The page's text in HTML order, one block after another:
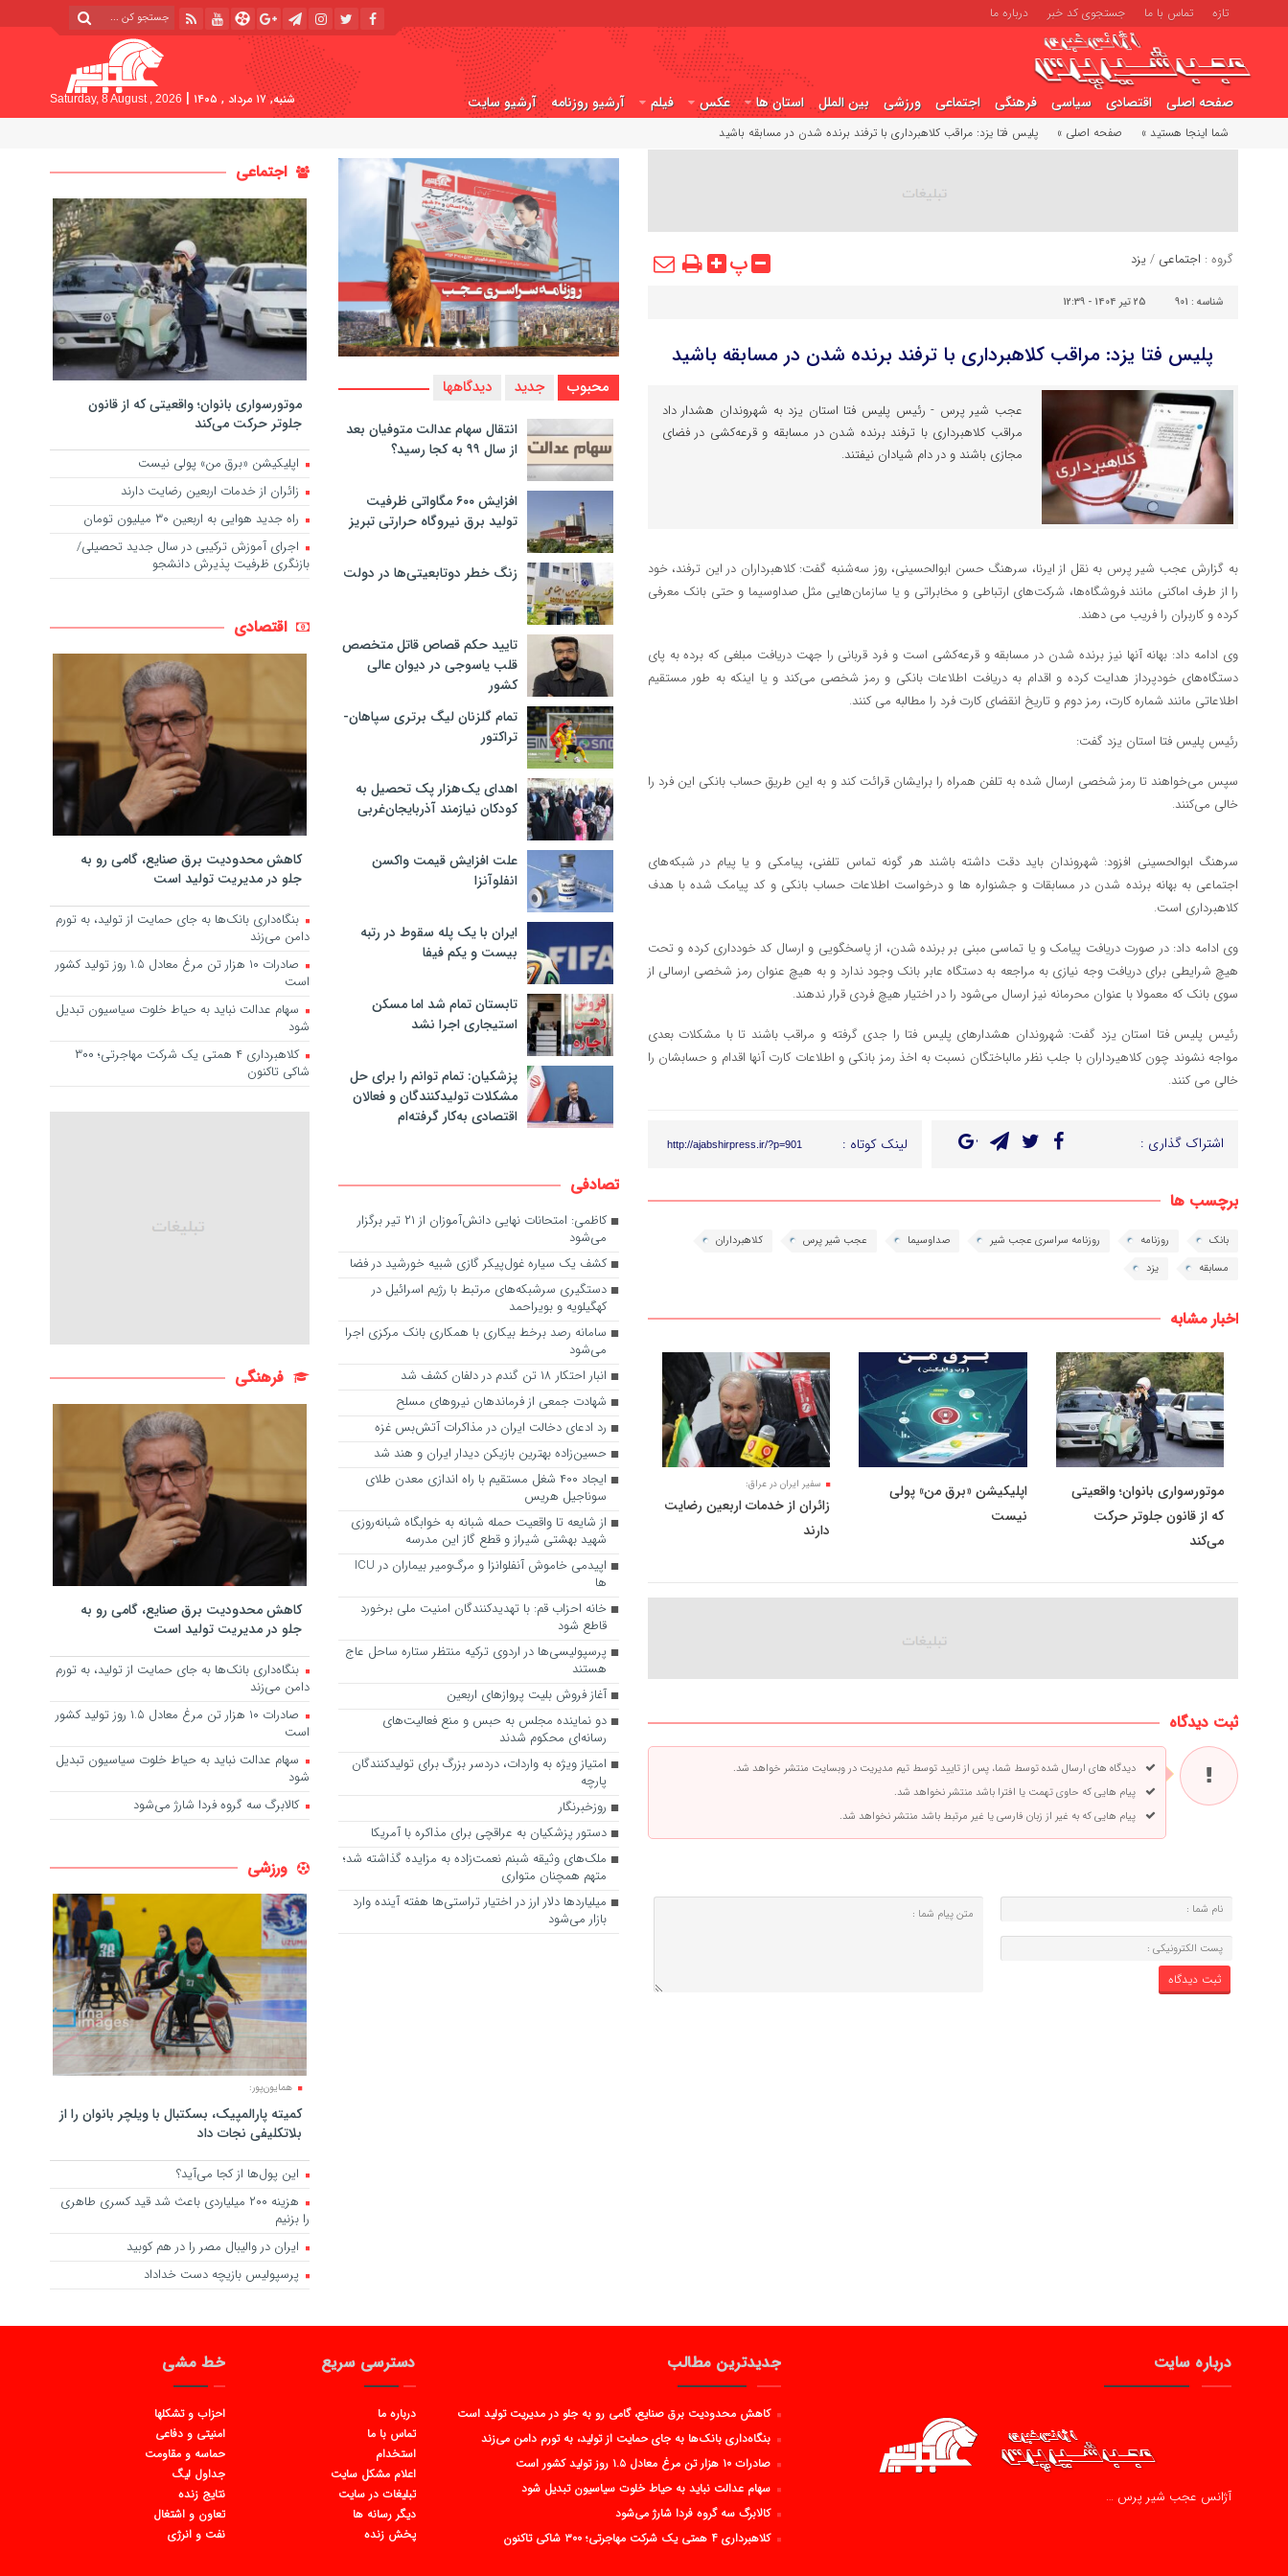
تازه تماس با ما جستجوی کد خبر درباره ما
صفحه اصلی اقتصادی سیاسی فرهنگی اجتماعی ورزشی بین الملل استان ها عکس فیلم آرشیو روزنامه آرشیو سایت شنبه, ۱۷ مرداد , ۱۴۰۵ |
Saturday, 8 August , 2026
شما اینجا هستید » صفحه اصلی » پلیس فتا یزد: مراقب کلاهبرداری با ترفند برنده شدن در مسابقه باشید
گروه : اجتماعی /یزد پ
شناسه : 901 25 تیر 1404 - 12:39
پلیس فتا یزد: مراقب کلاهبرداری با ترفند برنده شدن در مسابقه باشید
عجب شیر پرس - رئیس پلیس فتا استان یزد به شهروندان هشدار داد
مراقب کلاهبرداری با ترفند برنده شدن در مسابقه و قرعه‌کشی در فضای
مجازی باشند و در دام شیادان نیفتند.
به گزارش عجب شیر پرس به نقل از ایرنا، سرهنگ ‌حسن ابوالحسینی، روز سه‌شنبه گفت: کلاهبرداران در این ترفند، خود
را از طرف اماکنی مانند فروشگاه‌ها، شرکت‌های ارتباطی و مخابراتی و یا سازمان‌هایی مثل صداوسیما و حتی بانک معرفی
کرده و کاربران را فریب می دهند.
وی ادامه داد: بهانه آنها نیز برنده شدن در مسابقه و قرعه‌کشی است و فرد قربانی را جهت دریافت مبلغی که برده به پای
دستگاه‌های خودپرداز هدایت کرده و اقدام به دریافت اطلاعات بانکی و رمز شخصی می‌کند و یا اینکه به طور مستقیم
اطلاعاتی مانند شماره کارت، رمز دوم و تاریخ انقضای کارت فرد را مطالبه می کنند.
رئیس پلیس فتا استان یزد گفت:
سپس می‌خواهند تا رمز شخصی ارسال شده به تلفن همراه را برایشان قرائت کند و به این طریق حساب بانکی این فرد را
خالی می‌کنند.
سرهنگ ابوالحسینی افزود: شهروندان باید دقت داشته باشند هر گونه تماس تلفنی، پیامکی و یا پیام در شبکه‌های
اجتماعی به بهانه برنده شدن در مسابقات و جشنواره ها و درخواست اطلاعات حساب بانکی و کد پیامک شده با هدف
کلاهبرداری است.
وی ادامه داد: در صورت دریافت پیامک و یا تماسی مبنی بر برنده شدن، از پاسخگویی و ارسال کد خودداری کرده و تحت
هیچ شرایطی برای دریافت وجه نیازی به مراجعه به دستگاه عابر بانک وجود ندارد و به هیچ عنوان رمز شخصی ارسالی از
سوی بانک که معمولا با عنوان محرمانه نیز ارسال می‌شود را در اختیار هیچ فردی قرار ندهند.
رئیس پلیس فتا استان یزد گفت: شهروندان هشدارهای پلیس فتا را جدی گرفته و مراقب باشند تا با مشکلات بعدی
مواجه نشوند چون کلاهیرداران با جلب نظر مالباختگان نسبت به اخذ رمز بانکی و اطلاعات کارت آنها اقدام و حسابشان را
خالی می کنند.
اشتراک گذاری : لینک کوتاه : http://ajabshirpress.ir/?p=901
برچسب ها
بانک روزنامه روزنامه سراسری عجب شیر صداوسیما عجب شیر پرس
کلاهبرداران
مسابقه
یزد
اخبار مشابه
موتورسواری بانوان؛ واقعیتی
که از قانون جلوتر حرکت
می‌کند
اپلیکیشن «برق من» پولی
نیست
سفیر ایران در عراق:
زائران از خدمات اربعین رضایت
دارند
ثبت دیدگاه
دیدگاه های ارسال شده توسط شما، پس از تایید توسط تیم مدیریت در وبسایت منتشر خواهد شد.
پیام هایی که حاوی تهمت یا افترا باشد منتشر نخواهد شد.
پیام هایی که به غیر از زبان فارسی یا غیر مرتبط باشد منتشر نخواهد شد.
محبوب جدید دیدگاهها
انتقال سهام عدالت متوفیان بعد
از سال ۹۹ به کجا رسید؟
افزایش ۶۰۰ مگاواتی ظرفیت
تولید برق نیروگاه حرارتی تبریز
زنگ خطر دوتابعیتی‌ها در دولت
تایید حکم قصاص قاتل متخصص
قلب یاسوجی در دیوان عالی
کشور
تمام گلزنان لیگ‌ برتری سپاهان-
تراکتور
اهدای یک‌هزار پک تحصیل به
کودکان نیازمند آذربایجان‌غربی
علت افزایش قیمت واکسن
انفلوآنزا
ایران با یک پله سقوط در رتبه
بیست و یکم فیفا
تابستان تمام شد اما مسکن
استیجاری اجرا نشد
پزشکیان: تمام توانم را برای حل
مشکلات تولیدکنندگان و فعالان
اقتصادی به‌کار گرفته‌ام
تصادفی
کاظمی: امتحانات نهایی دانش‌آموزان از ۲۱ تیر برگزار
می‌شود
کشف یک سیاره غول‌پیکر گازی شبیه خورشید در فضا
دستگیری سرشبکه‌های مرتبط با رژیم اسرائیل در
کهگیلویه و بویراحمد
سامانه رصد برخط بیکاری با همکاری بانک مرکزی اجرا
می‌شود
انبار احتکار ۱۸ تن گندم در دلفان کشف شد
شهادت جمعی از فرماندهان نیروهای مسلح
رد ادعای دخالت ایران در مذاکرات آتش‌بس غزه
حسین‌زاده بهترین بازیکن دیدار ایران و هند شد
ایجاد ۴۰۰ شغل مستقیم با راه اندازی معدن طلای
سوناجیل هریس
از شایعه تا واقعیت حمله شبانه به خوابگاه شبانه‌روزی
شهید بهشتی شیراز و قطع گاز این مدرسه
ها
خانه احزاب قم: با تهدیدکنندگان امنیت ملی برخورد
قاطع شود
پرسپولیسی‌ها در اردوی ترکیه منتظر ستاره ساحل عاج
هستند
آغاز فروش بلیت پروازهای اربعین
دو نماینده مجلس به حبس و منع فعالیت‌های
رسانه‌ای محکوم شدند
امتیاز ویژه به واردات، دردسر بزرگ برای تولیدکنندگان
پارچه
روزخبرنگار
دستور پزشکیان به عراقچی برای مذاکره با آمریکا
ملک‌های وثیقه شبنم نعمت‌زاده به مزایده گذاشته شد؛
متهم همچنان متواری
میلیارد‌ها دلار ارز در اختیار تراستی‌ها هفته آینده وارد
بازار می‌شود
اجتماعی
موتورسواری بانوان؛ واقعیتی که از قانون
جلوتر حرکت می‌کند
اپلیکیشن «برق من» پولی نیست
زائران از خدمات اربعین رضایت دارند
راه جدید هوایی به اربعین ۳۰ میلیون تومان
اجرای آموزش ترکیبی در سال جدید تحصیلی/
بازنگری ظرفیت پذیرش دانشجو
اقتصادی
کاهش محدودیت برق صنایع، گامی رو به
جلو در مدیریت تولید است
بنگاه‌داری بانک‌ها به جای حمایت از تولید، به تورم
دامن می‌زند
صادرات ۱۰ هزار تن مرغ معادل ۱.۵ روز تولید کشور
است
سهام عدالت نباید به حیاط خلوت سیاسیون تبدیل
شود
کلاهبرداری ۴ همتی یک شرکت مهاجرتی؛ ۳۰۰
شاکی تاکنون
فرهنگی
کاهش محدودیت برق صنایع، گامی رو به
جلو در مدیریت تولید است
بنگاه‌داری بانک‌ها به جای حمایت از تولید، به تورم
دامن می‌زند
صادرات ۱۰ هزار تن مرغ معادل ۱.۵ روز تولید کشور
است
سهام عدالت نباید به حیاط خلوت سیاسیون تبدیل
شود
کالابرگ سه گروه فردا شارژ می‌شود
ورزشی
همایون‌پور:
کمیته پارالمپیک، بسکتبال با ویلچر بانوان را از
بلاتکلیفی نجات داد
این پول‌ها از کجا می‌آید؟
هزینه ۲۰۰ میلیاردی باعث شد قید کسری طاهری
را بزنیم
ایران در والیبال مصر را در هم کوبید
پرسپولیس بازیچه دست خداداد
درباره سایت
آژانس عجب شیر پرس …
جدیدترین مطالب
کاهش محدودیت برق صنایع، گامی رو به جلو در مدیریت تولید است
بنگاه‌داری بانک‌ها به جای حمایت از تولید، به تورم دامن می‌زند
صادرات ۱۰ هزار تن مرغ معادل ۱.۵ روز تولید کشور است
سهام عدالت نباید به حیاط خلوت سیاسیون تبدیل شود
کالابرگ سه گروه فردا شارژ می‌شود
کلاهبرداری ۴ همتی یک شرکت مهاجرتی؛ ۳۰۰ شاکی تاکنون
دسترسی سریع
درباره ما
تماس با ما
استخدام
اعلام مشکل سایت
تبلیغات در سایت
دیگر رسانه ها
پخش زنده
خط مشی
احزاب و تشکلها
امنیتی و دفاعی
حماسه و مقاومت
جداول لیگ
نتایج زنده
تعاون و اشتغال
نفت و انرژی